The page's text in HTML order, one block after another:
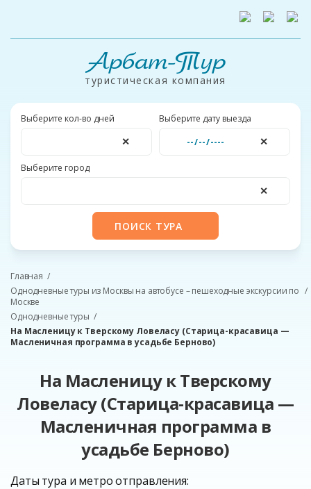
Арбат-Тур
туристическая компания
Выберите кол-во дней
✕
Выберите дату выезда
✕
Выберите город
✕
ПОИСК ТУРА
Главная
Однодневные туры из Москвы на автобусе – пешеходные экскурсии по
Москве
Однодневные туры
На Масленицу к Тверскому Ловеласу (Старица-красавица —
Масленичная программа в усадьбе Берново)
На Масленицу к Тверскому
Ловеласу (Старица-красавица —
Масленичная программа в
усадьбе Берново)
Даты тура и метро отправления: